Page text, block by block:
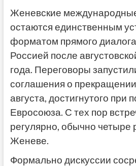
Женевские
остаются единственным
форматом прямого
Россией после
года. Переговоры
соглашения о прекращении
августа, достигнутого при
Евросоюза. С тех пор
регулярно, обычно четыре
Женеве.
Формально дискуссии